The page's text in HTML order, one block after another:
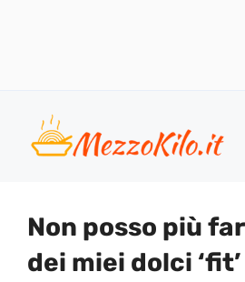
contenuto
Non posso più
dei miei dolci